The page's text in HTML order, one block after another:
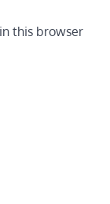
this browser